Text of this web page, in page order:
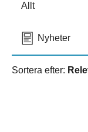
Allt
Nyheter
Sortera efter: